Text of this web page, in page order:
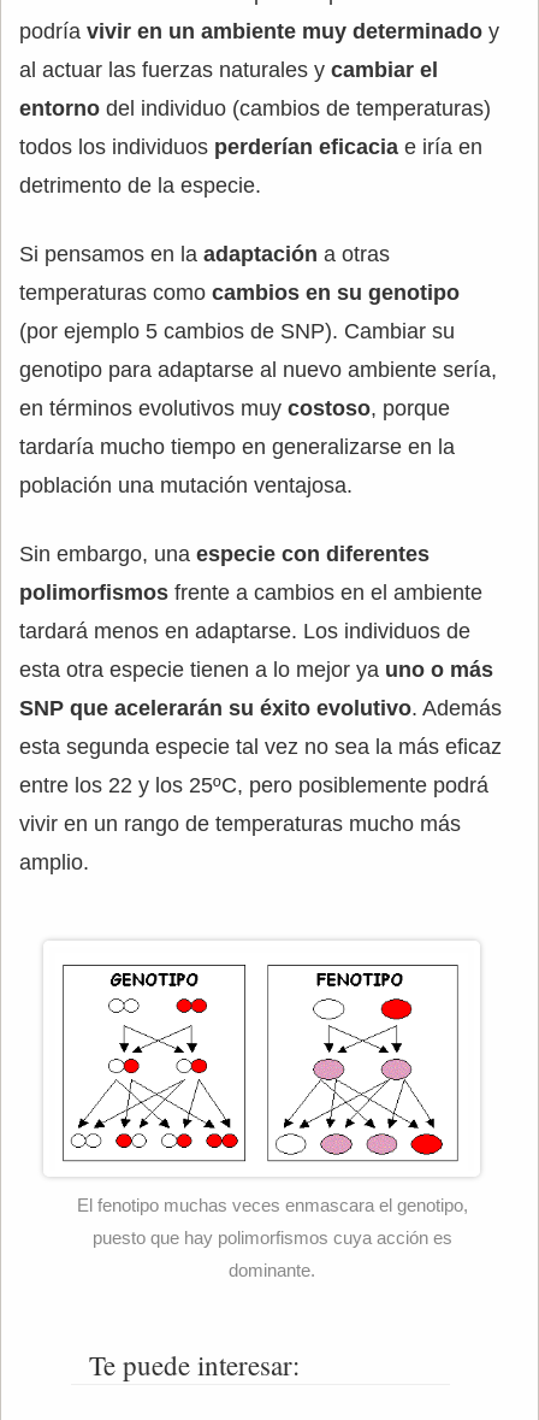
podría vivir en un ambiente muy determinado y
al actuar las fuerzas naturales y cambiar el
entorno del individuo (cambios de temperaturas)
todos los individuos perderían eficacia e iría en
detrimento de la especie.
Si pensamos en la adaptación a otras
temperaturas como cambios en su genotipo
(por ejemplo 5 cambios de SNP). Cambiar su
genotipo para adaptarse al nuevo ambiente sería,
en términos evolutivos muy costoso, porque
tardaría mucho tiempo en generalizarse en la
población una mutación ventajosa.
Sin embargo, una especie con diferentes
polimorfismos frente a cambios en el ambiente
tardará menos en adaptarse. Los individuos de
esta otra especie tienen a lo mejor ya uno o más
SNP que acelerarán su éxito evolutivo. Además
esta segunda especie tal vez no sea la más eficaz
entre los 22 y los 25ºC, pero posiblemente podrá
vivir en un rango de temperaturas mucho más
amplio.
El fenotipo muchas veces enmascara el genotipo,
puesto que hay polimorfismos cuya acción es
dominante.
Te puede interesar: